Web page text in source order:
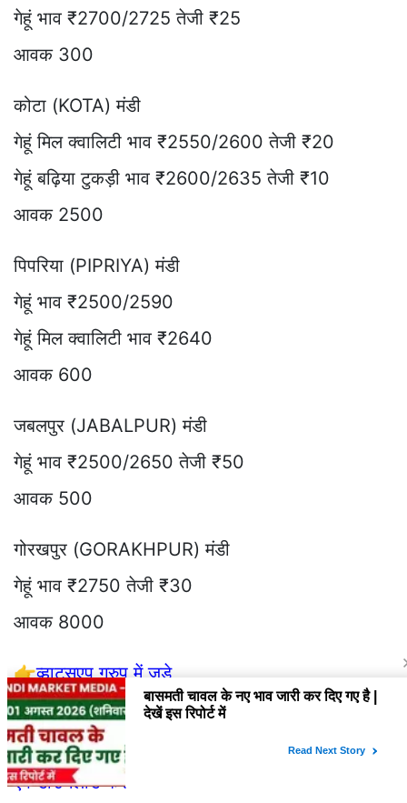
गेहूं भाव ₹2700/2725 तेजी ₹25
आवक 300
कोटा (KOTA) मंडी
गेहूं मिल क्वालिटी भाव ₹2550/2600 तेजी ₹20
गेहूं बढ़िया टुकड़ी भाव ₹2600/2635 तेजी ₹10
आवक 2500
पिपरिया (PIPRIYA) मंडी
गेहूं भाव ₹2500/2590
गेहूं मिल क्वालिटी भाव ₹2640
आवक 600
जबलपुर (JABALPUR) मंडी
गेहूं भाव ₹2500/2650 तेजी ₹50
आवक 500
गोरखपुर (GORAKHPUR) मंडी
गेहूं भाव ₹2750 तेजी ₹30
आवक 8000
👉व्हाट्सएप ग्रुप में जुड़े
👉चावल के रियल टाइम में भाव और चावल व्यापार के लिए
एप डाउनलोड करें